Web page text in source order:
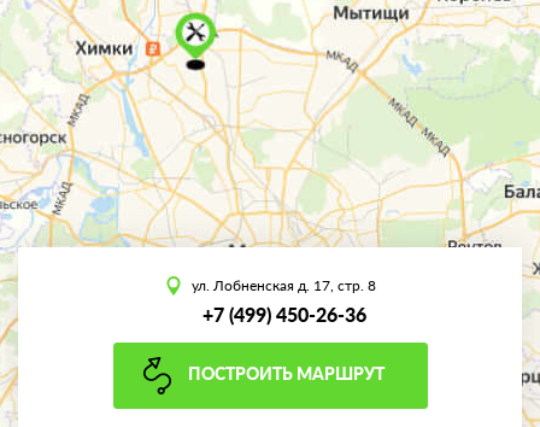
ул. Лобненская д. 17, стр. 8
+7 (499) 450-26-36
ПОСТРОИТЬ МАРШРУТ